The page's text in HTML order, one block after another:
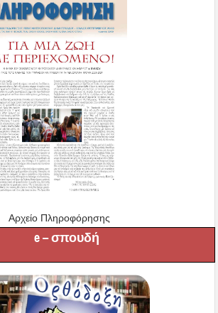
Αρχείο Πληροφόρησης
e – σπουδή